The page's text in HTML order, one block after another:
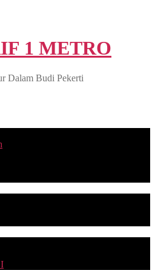
1 METRO
Dalam Budi Pekerti